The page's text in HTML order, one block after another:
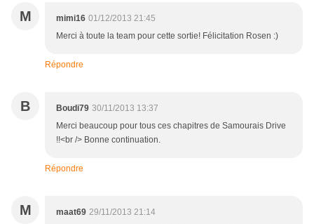
M mimi16 01/12/2013 21:45
Merci à toute la team pour cette sortie! Félicitation Rosen :)
Répondre
B Boudi79 30/11/2013 13:37
Merci beaucoup pour tous ces chapitres de Samourais Drive
!!<br /> Bonne continuation.
Répondre
M maat69 29/11/2013 21:14